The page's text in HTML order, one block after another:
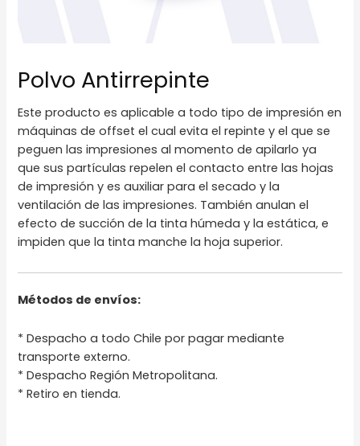
Polvo Antirrepinte
Este producto es aplicable a todo tipo de impresión en
máquinas de offset el cual evita el repinte y el que se
peguen las impresiones al momento de apilarlo ya
que sus partículas repelen el contacto entre las hojas
de impresión y es auxiliar para el secado y la
ventilación de las impresiones. También anulan el
efecto de succión de la tinta húmeda y la estática, e
impiden que la tinta manche la hoja superior.
Métodos de envíos:
* Despacho a todo Chile por pagar mediante
transporte externo.
* Despacho Región Metropolitana.
* Retiro en tienda.